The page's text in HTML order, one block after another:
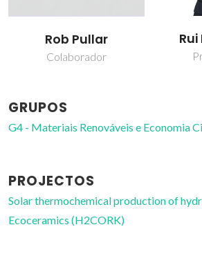
Rob Pullar
Colaborador
GRUPOS
G4 - Materiais Renováveis e Economia
PROJECTOS
Solar thermochemical production of
Ecoceramics (H2CORK)